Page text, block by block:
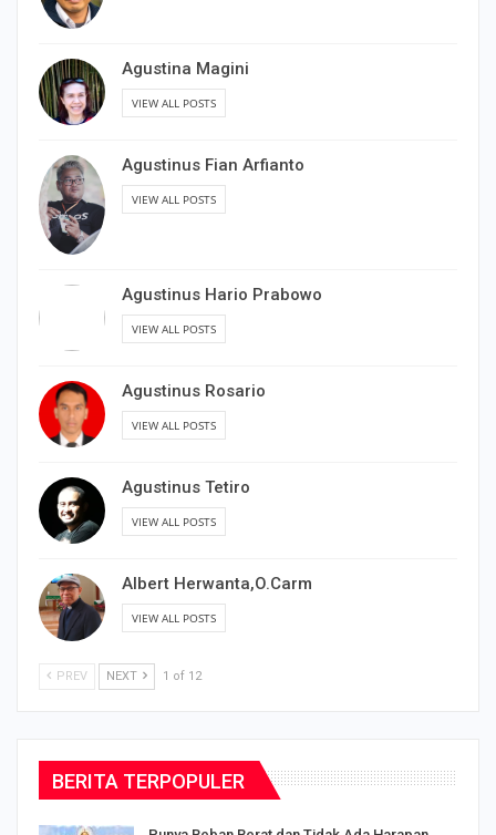
Agustina Magini
VIEW ALL POSTS
Agustinus Fian Arfianto
VIEW ALL POSTS
Agustinus Hario Prabowo
VIEW ALL POSTS
Agustinus Rosario
VIEW ALL POSTS
Agustinus Tetiro
VIEW ALL POSTS
Albert Herwanta,O.Carm
VIEW ALL POSTS
PREV NEXT 1 of 12
BERITA TERPOPULER